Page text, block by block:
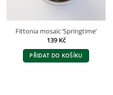
Fittonia mosaic ‘Springtime’
139 Kč
PŘIDAT DO KOŠÍKU